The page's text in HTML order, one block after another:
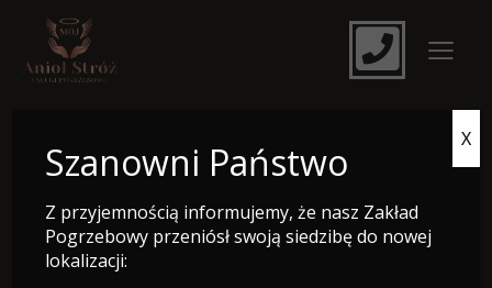
e-Nekrolog
Szanowni Państwo
Z przyjemnością informujemy, że nasz Zakład
Pogrzebowy przeniósł swoją siedzibę do nowej
lokalizacji:
X